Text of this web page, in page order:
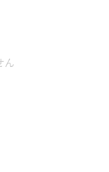
プ:93.0cm / 総
/ ヒッ
ん